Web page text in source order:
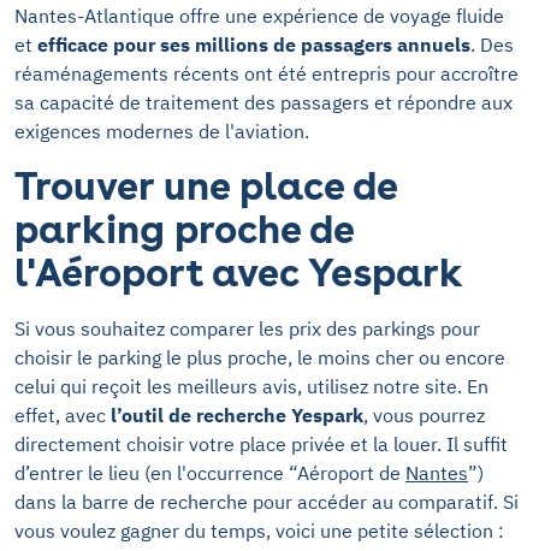
Nantes-Atlantique offre une expérience de voyage fluide
et efficace pour ses millions de passagers annuels. Des
réaménagements récents ont été entrepris pour accroître
sa capacité de traitement des passagers et répondre aux
exigences modernes de l'aviation.
Trouver une place de
parking proche de
l'Aéroport avec Yespark
Si vous souhaitez comparer les prix des parkings pour
choisir le parking le plus proche, le moins cher ou encore
celui qui reçoit les meilleurs avis, utilisez notre site. En
effet, avec l’outil de recherche Yespark, vous pourrez
directement choisir votre place privée et la louer. Il suffit
d’entrer le lieu (en l'occurrence “Aéroport de Nantes”)
dans la barre de recherche pour accéder au comparatif. Si
vous voulez gagner du temps, voici une petite sélection :